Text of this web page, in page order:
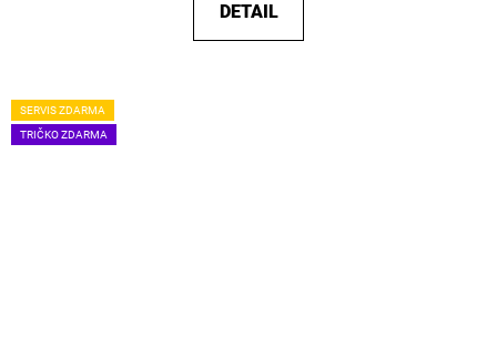
DETAIL
SERVIS ZDARMA
TRIČKO ZDARMA